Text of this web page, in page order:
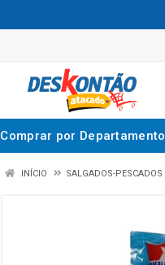
Comprar por Departamento
INÍCIO SALGADOS-PESCADOS